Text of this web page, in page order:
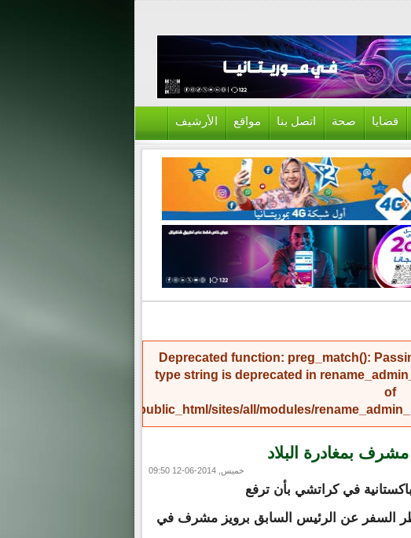
قضايا صحة اتصل بنا مواقع الأرشيف
Deprecated function: preg_match():
type string is deprecated in
of
/home/amicinf1/public_html/sites/all/modules/
بمغادرة البلاد
خميس, 2014-06-12 09:50
في كراتشي بأن ترفع
السفر عن الرئيس السابق برويز مشرف في